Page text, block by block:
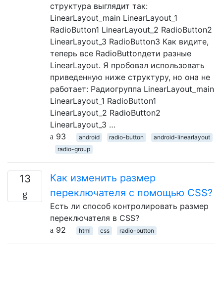
структура выглядит так:
LinearLayout_main LinearLayout_1
RadioButton1 LinearLayout_2 RadioButton2
LinearLayout_3 RadioButton3 Как видите,
теперь все RadioButtonдети разные
LinearLayout. Я пробовал использовать
приведенную ниже структуру, но она не
работает: Радиогруппа LinearLayout_main
LinearLayout_1 RadioButton1
LinearLayout_2 RadioButton2
LinearLayout_3 …
93
android radio-button
android-linearlayout
radio-group
13
Как изменить размер
переключателя с помощью CSS?
Есть ли способ контролировать размер
переключателя в CSS?
92
html css radio-button